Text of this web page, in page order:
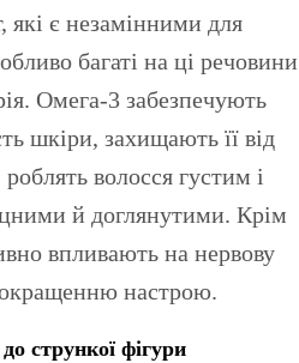
є незамінними для
багаті на ці речовини
Омега-3 забезпечують
шкіри, захищають її від
волосся густим і
й доглянутими. Крім
впливають на нервову
настрою.
стрункої фігури